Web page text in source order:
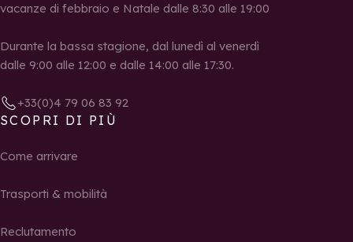
vacanze di febbraio e Natale dalle 8:30 alle 19:00
Durante la bassa stagione, dal lunedì al venerdì
dalle 9:00 alle 12:00 e dalle 14:00 alle 17:30.
+33(0)4 79 06 83 92
SCOPRI DI PIÙ
Come arrivare
Trasporti & mobilità
Reclutamento